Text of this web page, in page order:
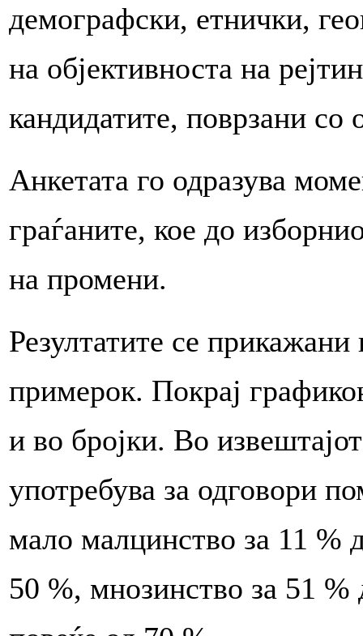
демографски, етнички,
на објективноста на
кандидатите, поврзани со
Анкетата го одразува
граѓаните, кое до
на промени.
Резултатите се
примерок. Покрај
и во бројки. Во
употребува за одговори
мало малцинство за 11 %
50 %, мнозинство за 51